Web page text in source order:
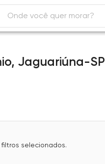
Jaguariúna-SP
selecionados.